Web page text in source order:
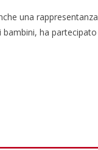
una
ha